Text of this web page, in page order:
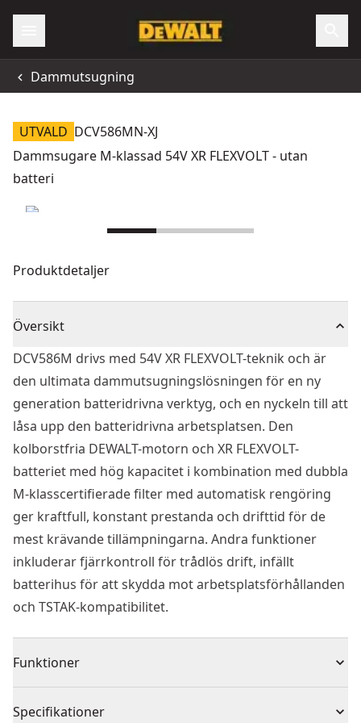
Dammutsugning
UTVALD DCV586MN-XJ
Dammsugare M-klassad 54V XR FLEXVOLT - utan
batteri
Produktdetaljer
Översikt
DCV586M drivs med 54V XR FLEXVOLT-teknik och är
den ultimata dammutsugningslösningen för en ny
generation batteridrivna verktyg, och en nyckeln till att
låsa upp den batteridrivna arbetsplatsen. Den
kolborstfria DEWALT-motorn och XR FLEXVOLT-
batteriet med hög kapacitet i kombination med dubbla
M-klasscertifierade filter med automatisk rengöring
ger kraftfull, konstant prestanda och drifttid för de
mest krävande tillämpningarna. Andra funktioner
inkluderar fjärrkontroll för trådlös drift, infällt
batterihus för att skydda mot arbetsplatsförhållanden
och TSTAK-kompatibilitet.
Funktioner
Specifikationer